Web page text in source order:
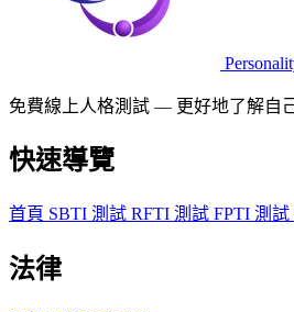
免費線上人格測試 — 更好地了解自
快速導覽
首頁 SBTI 測試 RFTI 測試 FPTI 測試
法律